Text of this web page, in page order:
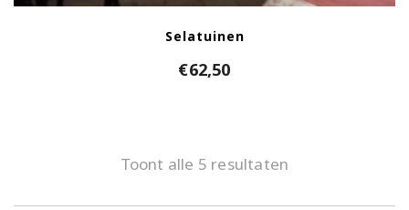
Selatuinen
€62,50
Toont alle 5 resultaten